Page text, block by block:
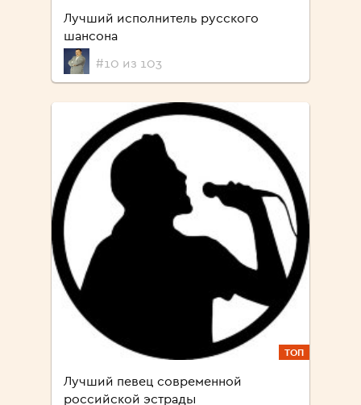
Лучший исполнитель русского
шансона
#10 из 103
ТОП
Лучший певец современной
российской эстрады